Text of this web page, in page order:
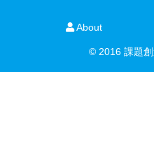
About
© 2016 課題創